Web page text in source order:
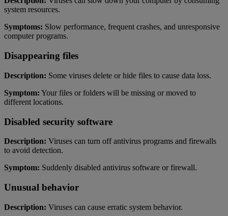
system resources.
Symptoms: Slow performance, frequent crashes, and unresponsive
computer programs.
Disappearing files
Description: Some viruses delete or hide files to cause data loss.
Symptom: Your files or folders will be missing or moved to
different locations.
Disabled security software
Description: Viruses can turn off antivirus programs and firewalls
to avoid detection.
Symptom: Suddenly disabled antivirus software or firewall.
Unusual behavior
Description: Viruses can cause erratic system behavior.